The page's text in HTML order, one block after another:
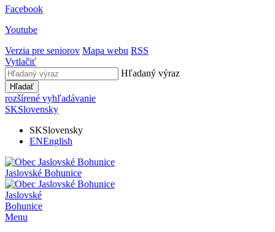
Facebook
Youtube
Verzia pre seniorov Mapa webu RSS
Vytlačiť
Hľadaný výraz
Hľadať
rozšírené vyhľadávanie
SKSlovensky
SKSlovensky
ENEnglish
Jaslovské Bohunice
Jaslovské
Bohunice
Menu